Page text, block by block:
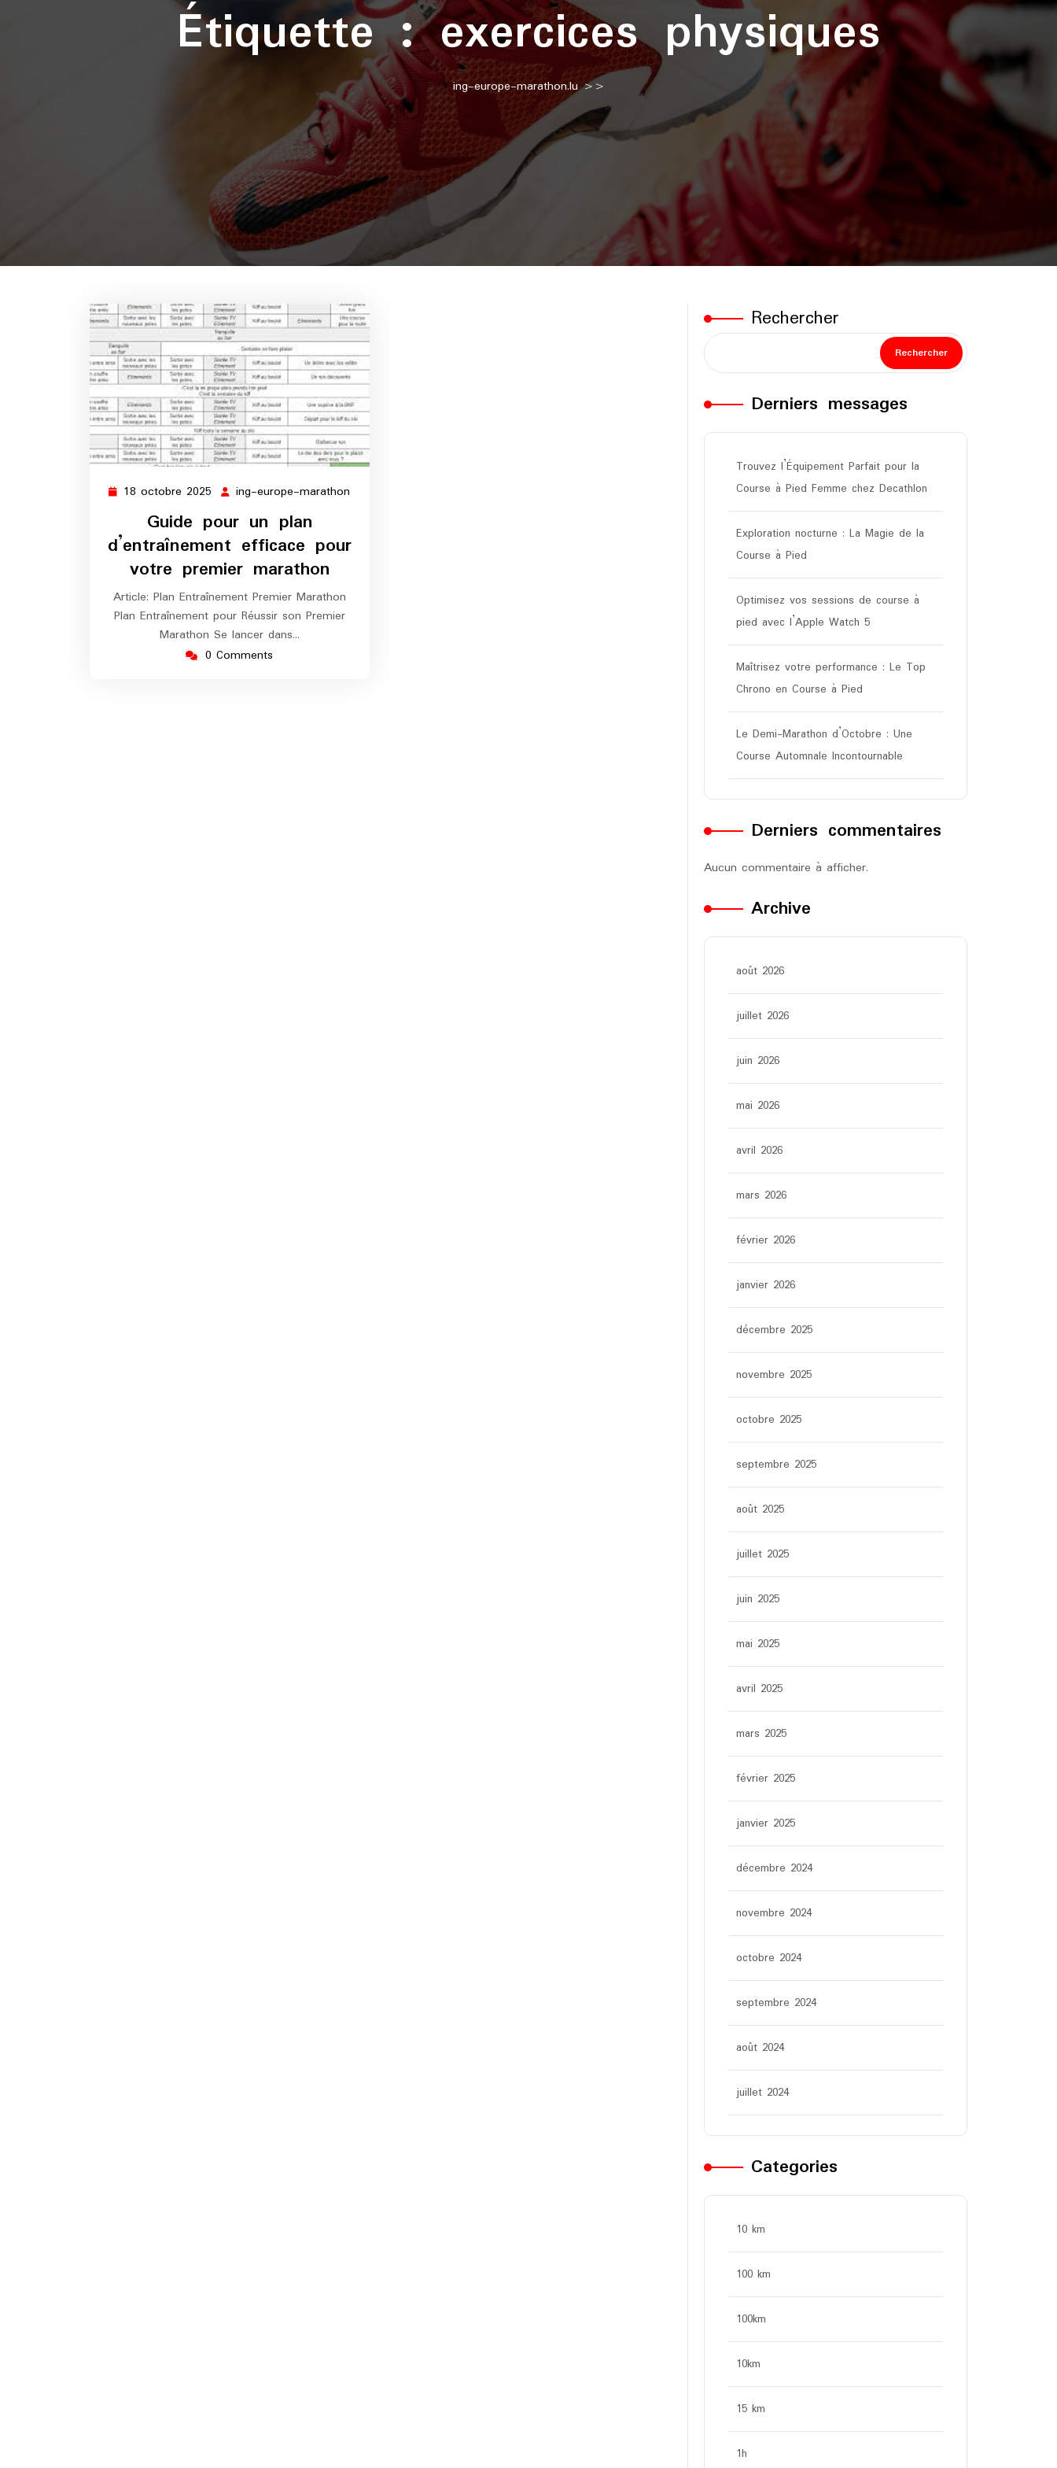
Étiquette :exercices physiques
ing-europe-marathon.lu>>
18 octobre 2025 18
2025
ing-europe-marathon
Guide pour un plan
d’entraînement efficace pour
votre premier marathon
Article: Plan Entraînement Premier Marathon
Plan Entraînement pour Réussir son Premier
Marathon Se lancer dans…
0 Comments
Rechercher
Rechercher
Derniers messages
Trouvez l’Équipement Parfait pour la
Course à Pied Femme chez Decathlon
Exploration nocturne : La Magie de la
Course à Pied
Optimisez vos sessions de course à
pied avec l’Apple Watch 5
Maîtrisez votre performance : Le Top
Chrono en Course à Pied
Le Demi-Marathon d’Octobre : Une
Course Automnale Incontournable
Derniers commentaires
Aucun commentaire à afficher.
Archive
août 2026
juillet 2026
juin 2026
mai 2026
avril 2026
mars 2026
février 2026
janvier 2026
décembre 2025
novembre 2025
octobre 2025
septembre 2025
août 2025
juillet 2025
juin 2025
mai 2025
avril 2025
mars 2025
février 2025
janvier 2025
décembre 2024
novembre 2024
octobre 2024
septembre 2024
août 2024
juillet 2024
Categories
10 km
100 km
100km
10km
15 km
1h